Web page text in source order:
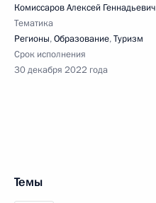
Комиссаров Алексей Геннадьевич
Тематика
Регионы,Образование,Туризм
Срок исполнения
30 декабря 2022 года
Темы